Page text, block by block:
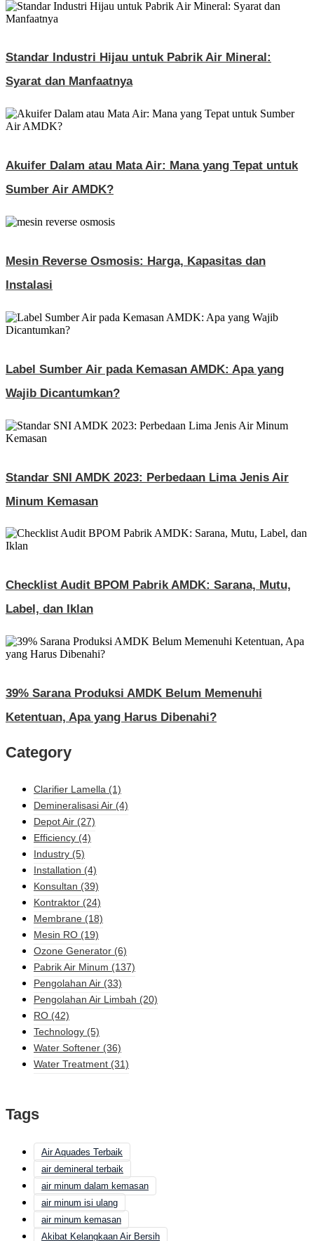
Standar Industri Hijau untuk Pabrik Air Mineral:
Syarat dan Manfaatnya
Akuifer Dalam atau Mata Air: Mana yang Tepat untuk
Sumber Air AMDK?
Mesin Reverse Osmosis: Harga, Kapasitas dan
Instalasi
Label Sumber Air pada Kemasan AMDK: Apa yang
Wajib Dicantumkan?
Standar SNI AMDK 2023: Perbedaan Lima Jenis Air
Minum Kemasan
Checklist Audit BPOM Pabrik AMDK: Sarana, Mutu,
Label, dan Iklan
39% Sarana Produksi AMDK Belum Memenuhi
Ketentuan, Apa yang Harus Dibenahi?
Category
Clarifier Lamella (1)
Demineralisasi Air (4)
Depot Air (27)
Efficiency (4)
Industry (5)
Installation (4)
Konsultan (39)
Kontraktor (24)
Membrane (18)
Mesin RO (19)
Ozone Generator (6)
Pabrik Air Minum (137)
Pengolahan Air (33)
Pengolahan Air Limbah (20)
RO (42)
Technology (5)
Water Softener (36)
Water Treatment (31)
Tags
Air Aquades Terbaik
air demineral terbaik
air minum dalam kemasan
air minum isi ulang
air minum kemasan
Akibat Kelangkaan Air Bersih